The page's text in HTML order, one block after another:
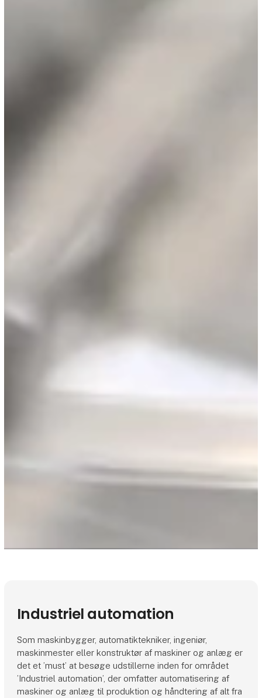
Industriel automation
Som maskinbygger, automatiktekniker, ingeniør,
maskinmester eller konstruktør af maskiner og anlæg er
det et ’must’ at besøge udstillerne inden for området
’Industriel automation’, der omfatter automatisering af
maskiner og anlæg til produktion og håndtering af alt fra